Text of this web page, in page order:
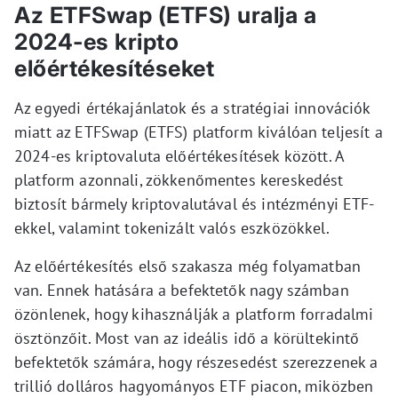
Az ETFSwap (ETFS) uralja a
2024-es kripto
előértékesítéseket
Az egyedi értékajánlatok és a stratégiai innovációk
miatt az ETFSwap (ETFS) platform kiválóan teljesít a
2024-es kriptovaluta előértékesítések között. A
platform azonnali, zökkenőmentes kereskedést
biztosít bármely kriptovalutával és intézményi ETF-
ekkel, valamint tokenizált valós eszközökkel.
Az előértékesítés első szakasza még folyamatban
van. Ennek hatására a befektetők nagy számban
özönlenek, hogy kihasználják a platform forradalmi
ösztönzőit. Most van az ideális idő a körültekintő
befektetők számára, hogy részesedést szerezzenek a
trillió dolláros hagyományos ETF piacon, miközben